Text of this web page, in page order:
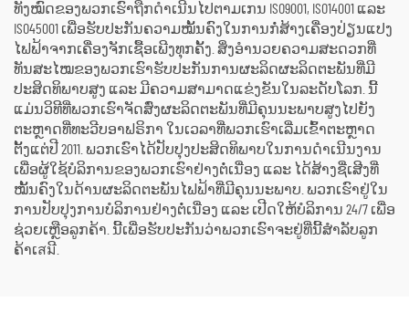
ທັງໝົດຂອງພວກເຮົາຖືກດຳເນີນໄປຕາມເກນ ISO9001, ISO14001 ແລະ
ISO45001 ເພື່ອຮັບປະກັນຄວາມໝັ້ນຄົງໃນການກໍ່ສ້າງເຄື່ອງປ່ຽນແປງ
ໄຟຟ້າຈາກເຄື່ອງຈັກເຊື້ອເພີງທຸກຄັ້ງ. ສິ່ງອຳນວຍຄວາມສະດວກທີ່
ທັນສະໄໝຂອງພວກເຮົາຮັບປະກັນການຜະລິດຜະລິດຕະພັນທີ່ມີ
ປະສິດທິພາບສູງ ແລະ ມີຄວາມສາມາດແຂ່ງຂັນໃນລະດັບໂລກ. ນີ້
ແມ່ນວິທີທີ່ພວກເຮົາຈັດສົ່ງຜະລິດຕະພັນທີ່ມີຄຸນນະພາບສູງໄປຍັງ
ຕະຫຼາດທີ່ທະວີບອາຟຣິກາ ໃນເວລາທີ່ພວກເຮົາເລີ່ມເຂົ້າຕະຫຼາດ
ຕັ້ງແຕ່ປີ 2011. ພວກເຮົາໄດ້ປັບປຸງປະສິດທິພາບໃນການດຳເນີນງານ
ເພື່ອຜູ້ໃຊ້ບໍລິການຂອງພວກເຮົາຢ່າງຕໍ່ເນື່ອງ ແລະ ໄດ້ສ້າງຊື່ເສີງທີ່
ໝັ້ນຄົງໃນດ້ານຜະລິດຕະພັນໄຟຟ້າທີ່ມີຄຸນນະພາບ. ພວກເຮົາຢູ່ໃນ
ການປັບປຸງການບໍລິການຢ່າງຕໍ່ເນື່ອງ ແລະ ເປີດໃຫ້ບໍລິການ 24/7 ເພື່ອ
ຊ່ວຍເຫຼືອລູກຄ້າ. ນີ້ເພື່ອຮັບປະກັນວ່າພວກເຮົາຈະຢູ່ທີ່ນີ້ສຳລັບລູກ
ຄ້າເสมີ.